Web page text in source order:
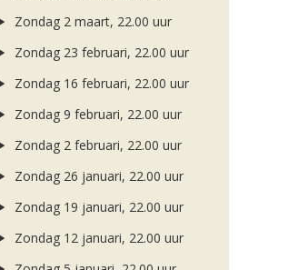
Zondag 2 maart, 22.00 uur
Zondag 23 februari, 22.00 uur
Zondag 16 februari, 22.00 uur
Zondag 9 februari, 22.00 uur
Zondag 2 februari, 22.00 uur
Zondag 26 januari, 22.00 uur
Zondag 19 januari, 22.00 uur
Zondag 12 januari, 22.00 uur